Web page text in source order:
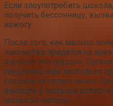
Если злоупотребить
получить бессонницу,
изжогу.
После того, как малыш
лакомства придется на
кормите его грудью.
грудничка еще настолько
следить за своим меню.
вызвать у малыша
молоком матери.